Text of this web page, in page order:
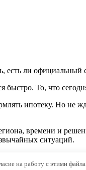
есть ли официальный
быстро. То, что
ипотеку. Но не
времени и
ситуаций.
на работу с этими